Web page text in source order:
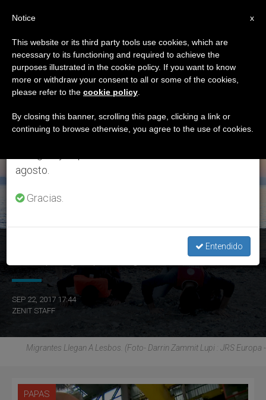
ETIQUETA
Posts Tagged
‘discurso Papa’
ÚLTIMAS NOTICIAS
El Papa a los obispos europeos: las migraciones son
SEP 22, 2017 17:44
ZENIT STAFF
Migrantes Llegan A Lesbos. (Foto- Darrin Zammit Lupi : JRS Europa -
PAPAS
×
Aviso importante
Del 27 de julio al 7 de agosto haremos la pausa
anual, aprovechando que en el periodo de verano
se generan menos informaciones y también el
agosto.
Gracias.
Entendido
x
Notice
This website or its third party tools use cookies, which are
necessary to its functioning and required to achieve the
purposes illustrated in the cookie policy. If you want to know
more or withdraw your consent to all or some of the cookies,
please refer to the cookie policy
By closing this banner, scrolling this page, clicking a link or
continuing to browse otherwise, you agree to the use of cookies.